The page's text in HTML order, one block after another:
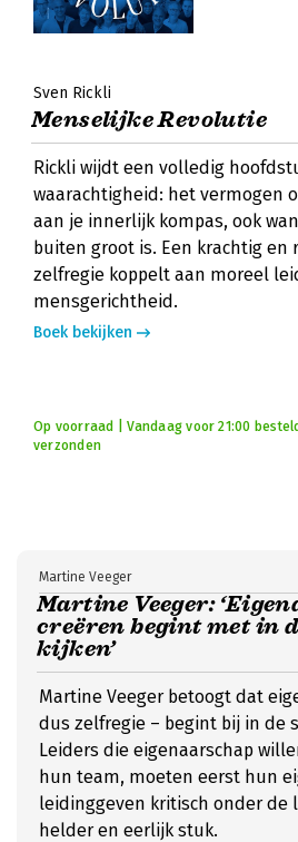
Sven Rickli
Menselijke Revolutie
Rickli wijdt een volledig
waarachtigheid: het vermogen
aan je innerlijk kompas, ook
buiten groot is. Een krachtig en
zelfregie koppelt aan moreel
mensgerichtheid.
Boek bekijken
Op voorraad | Vandaag voor 21:00
verzonden
Martine Veeger:
creëren begint met in
kijken’
Martine Veeger
Martine Veeger betoogt dat
dus zelfregie – begint bij in de
Leiders die eigenaarschap
hun team, moeten eerst hun
leidinggeven kritisch onder de
helder en eerlijk stuk.